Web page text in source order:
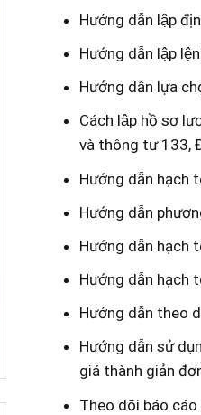
Hướng dẫn lập
Hướng dẫn lập
Hướng dẫn lựa
Cách lập hồ sơ
và thông tư 133,
Hướng dẫn hạch
Hướng dẫn
Hướng dẫn hạch
Hướng dẫn hạch
Hướng dẫn theo
Hướng dẫn sử
giá thành giản
Theo dõi báo